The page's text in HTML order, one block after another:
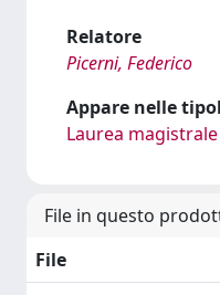
Relatore
Picerni, Federico
Appare nelle
Laurea magistrale
File in questo
File